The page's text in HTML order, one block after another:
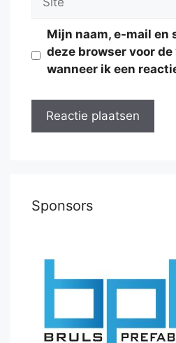
Mijn naam, e-mail en
deze browser voor
wanneer ik een
Sponsors